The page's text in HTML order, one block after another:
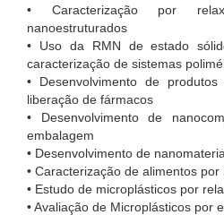
• Caracterização por
nanoestruturados
• Uso da RMN de estado
caracterização de sistemas
• Desenvolvimento de
liberação de fármacos
• Desenvolvimento de
embalagem
• Desenvolvimento de
• Caracterização de alimentos
• Estudo de microplásticos por
• Avaliação de Microplásticos por